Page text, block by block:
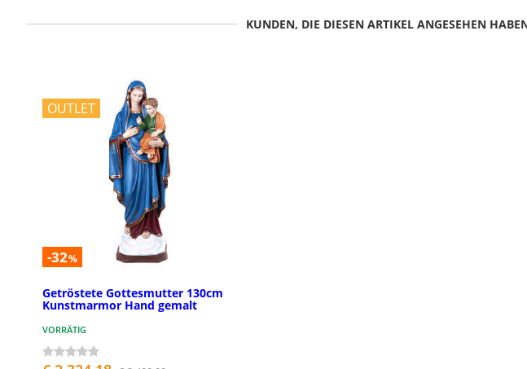
KUNDEN, DIE DIESEN ARTIKEL ANGESEHEN
OUTLET
-32%
Getröstete Gottesmutter 130cm
Kunstmarmor Hand gemalt
VORRÄTIG